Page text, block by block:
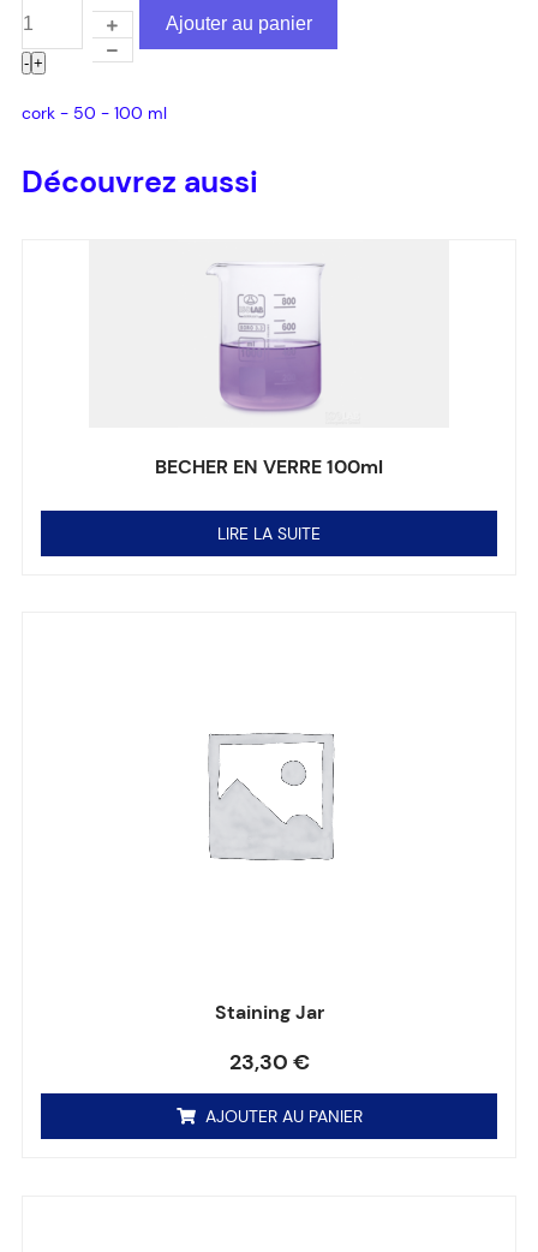
- +
Ajouter au panier
cork - 50 - 100 ml
Découvrez aussi
BECHER EN VERRE 100ml
LIRE LA SUITE
Staining Jar
23,30 €
AJOUTER AU PANIER